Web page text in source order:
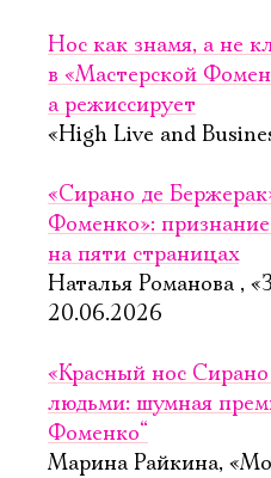
Нос как знамя, а не
в «Мастерской
а режиссирует
«High Live and
«Сирано де
Фоменко»:
на пяти страницах
Наталья Романова ,
20.06.2026
«Красный нос
людьми: шумная
Фоменко“
Марина Райкина,